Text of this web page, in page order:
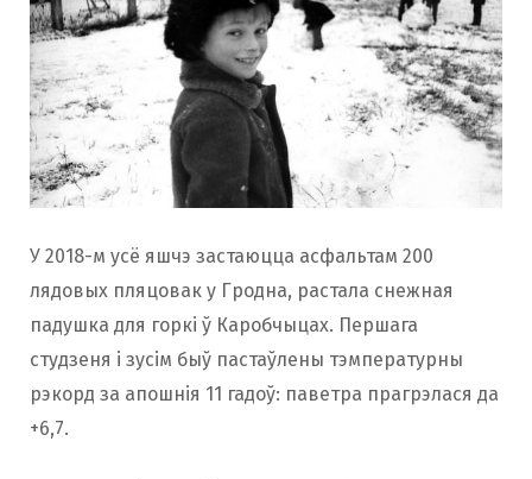
У 2018-м усё яшчэ застаюцца асфальтам 200
лядовых пляцовак у Гродна, растала снежная
падушка для горкі ў Каробчыцах. Першага
студзеня і зусім быў пастаўлены тэмпературны
рэкорд за апошнія 11 гадоў: паветра прагрэлася да
+6,7.